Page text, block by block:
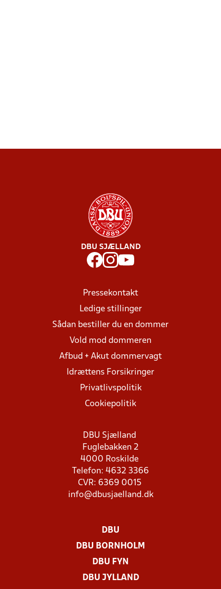
DBU SJÆLLAND
Pressekontakt
Ledige stillinger
Sådan bestiller du en dommer
Vold mod dommeren
Afbud + Akut dommervagt
Idrættens Forsikringer
Privatlivspolitik
Cookiepolitik
DBU Sjælland
Fuglebakken 2
4000 Roskilde
Telefon: 4632 3366
CVR: 6369 0015
info@dbusjaelland.dk
DBU
DBU BORNHOLM
DBU FYN
DBU JYLLAND